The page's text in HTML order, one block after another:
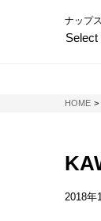
ナップ
Select
HOME
2018年